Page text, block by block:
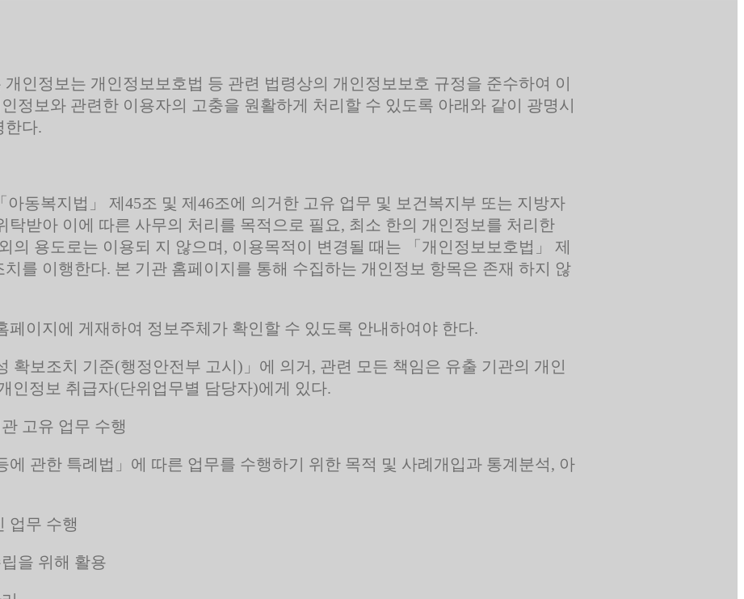
인정보는 개인정보보호법 등 관련 법령상의 개인정보보호 규정을 준수하여 이
정보와 관련한 이용자의 고충을 원활하게 처리할 수 있도록 아래와 같이 광명시
한다.
동복지법」 제45조 및 제46조에 의거한 고유 업무 및 보건복지부 또는 지방자
받아 이에 따른 사무의 처리를 목적으로 필요, 최소 한의 개인정보를 처리한
의 용도로는 이용되 지 않으며, 이용목적이 변경될 때는 「개인정보보호법」 제
를 이행한다. 본 기관 홈페이지를 통해 수집하는 개인정보 항목은 존재 하지 않
이지에 게재하여 정보주체가 확인할 수 있도록 안내하여야 한다.
보조치 기준(행정안전부 고시)」에 의거, 관련 모든 책임은 유출 기관의 개인
인정보 취급자(단위업무별 담당자)에게 있다.
고유 업무 수행
에 관한 특례법」에 따른 업무를 수행하기 위한 목적 및 사례개입과 통계분석, 아
업무 수행
을 위해 활용